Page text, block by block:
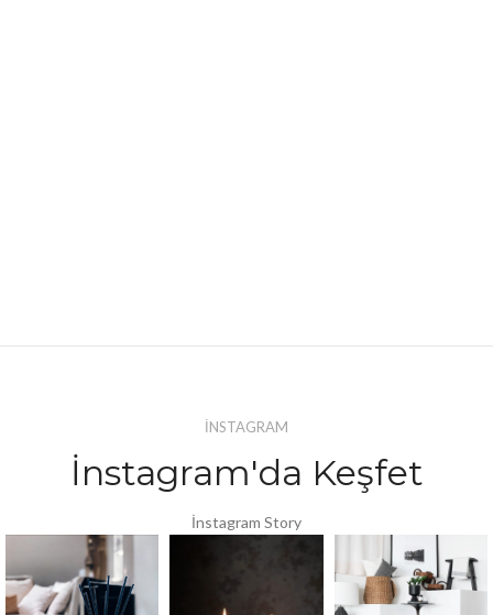
İNSTAGRAM
İnstagram'da Keşfet
İnstagram Story